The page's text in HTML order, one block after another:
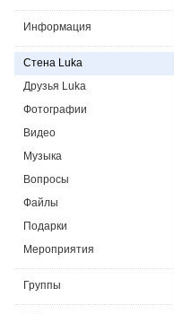
Информация
Стена Luka
Друзья Luka
Фотографии
Видео
Музыка
Вопросы
Файлы
Подарки
Мероприятия
Группы